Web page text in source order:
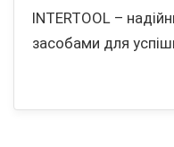
INTERTOOL –
засобами для